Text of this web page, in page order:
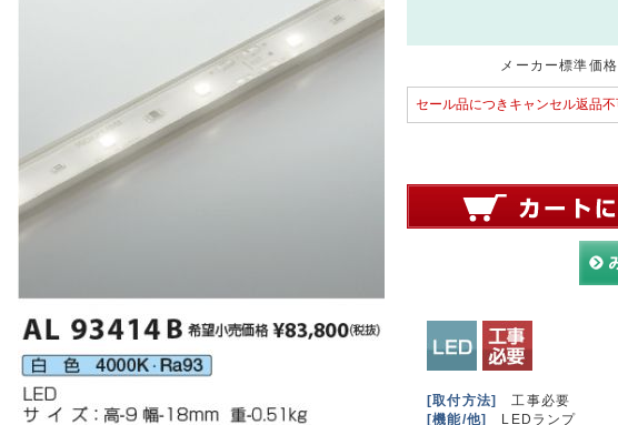
メーカー標準価
セール品につきキャンセル返品
[取付方法]
工事必要
[機能/他]
LEDランプ